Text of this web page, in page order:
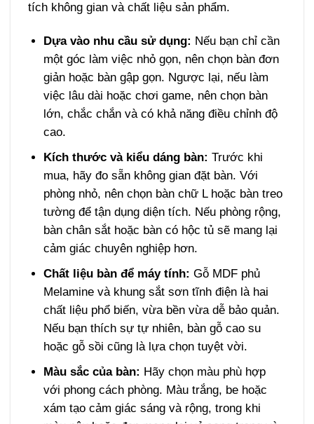
tích không gian và chất liệu sản phẩm.
Dựa vào nhu cầu sử dụng: Nếu bạn chỉ cần
một góc làm việc nhỏ gọn, nên chọn bàn đơn
giản hoặc bàn gập gọn. Ngược lại, nếu làm
việc lâu dài hoặc chơi game, nên chọn bàn
lớn, chắc chắn và có khả năng điều chỉnh độ
cao.
Kích thước và kiểu dáng bàn:Trước khi
mua, hãy đo sẵn không gian đặt bàn. Với
phòng nhỏ, nên chọn bàn chữ L hoặc bàn treo
tường để tận dụng diện tích. Nếu phòng rộng,
bàn chân sắt hoặc bàn có hộc tủ sẽ mang lại
cảm giác chuyên nghiệp hơn.
Chất liệu bàn để máy tính:Gỗ MDF phủ
Melamine và khung sắt sơn tĩnh điện là hai
chất liệu phổ biến, vừa bền vừa dễ bảo quản.
Nếu bạn thích sự tự nhiên, bàn gỗ cao su
hoặc gỗ sồi cũng là lựa chọn tuyệt vời.
Màu sắc của bàn: Hãy chọn màu phù hợp
với phong cách phòng. Màu trắng, be hoặc
xám tạo cảm giác sáng và rộng, trong khi